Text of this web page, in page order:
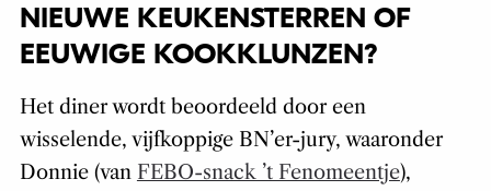
NIEUWE KEUKENSTERREN OF
EEUWIGE KOOKKLUNZEN?
Het diner wordt beoordeeld door een
wisselende, vijfkoppige BN’er-jury, waaronder
Donnie (van FEBO-snack ’t Fenomeentje),